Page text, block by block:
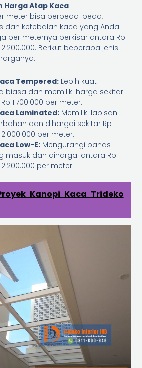
Harga Atap Kaca
meter bisa berbeda-beda,
dan ketebalan kaca yang Anda
per meternya berkisar antara Rp
Berikut beberapa jenis
Tempered: Lebih kuat
biasa dan memiliki harga sekitar
1.700.000 per meter.
Laminated: Memiliki lapisan
dan dihargai sekitar Rp
2.000.000 per meter.
Low-E: Mengurangi panas
masuk dan dihargai antara Rp
2.200.000 per meter.
Kanopi Kaca Trideko